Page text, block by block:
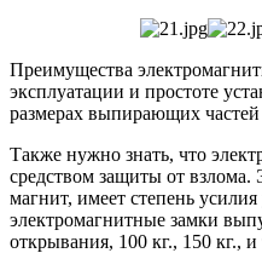
Преимущества
эксплуатации и простоте
размерах выпирающих частей
Также нужно знать, что
средством защиты от
магнит, имеет степень
электромагнитные замки
открывания, 100 кг., 150 кг., и